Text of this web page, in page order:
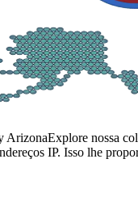
ArizonaExplore nossa
IP. Isso lhe